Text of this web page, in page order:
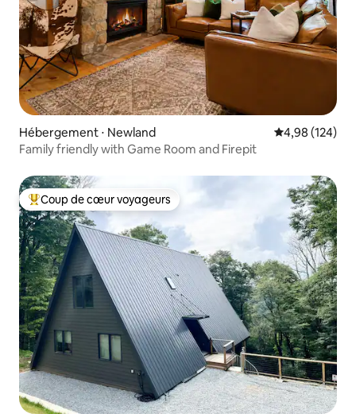
Hébergement ⋅ Newland Évaluation
4,98 (124)
Family friendly with Game Room and Firepit
Coups de cœur voyageurs les plus appréciés
Coup de cœur voyageurs